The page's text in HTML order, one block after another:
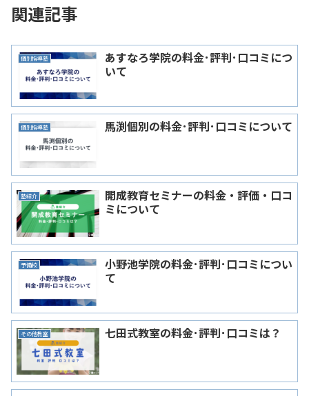
関連記事
個別指導塾
あすなろ学院の料金･評判･口コミにつ
いて
個別指導塾 馬渕個別の料金･評判･口コミについて
塾紹介
開成教育セミナーの料金・評価・口コ
ミについて
予備校
小野池学院の料金･評判･口コミについ
て
その他教室 七田式教室の料金･評判･口コミは？